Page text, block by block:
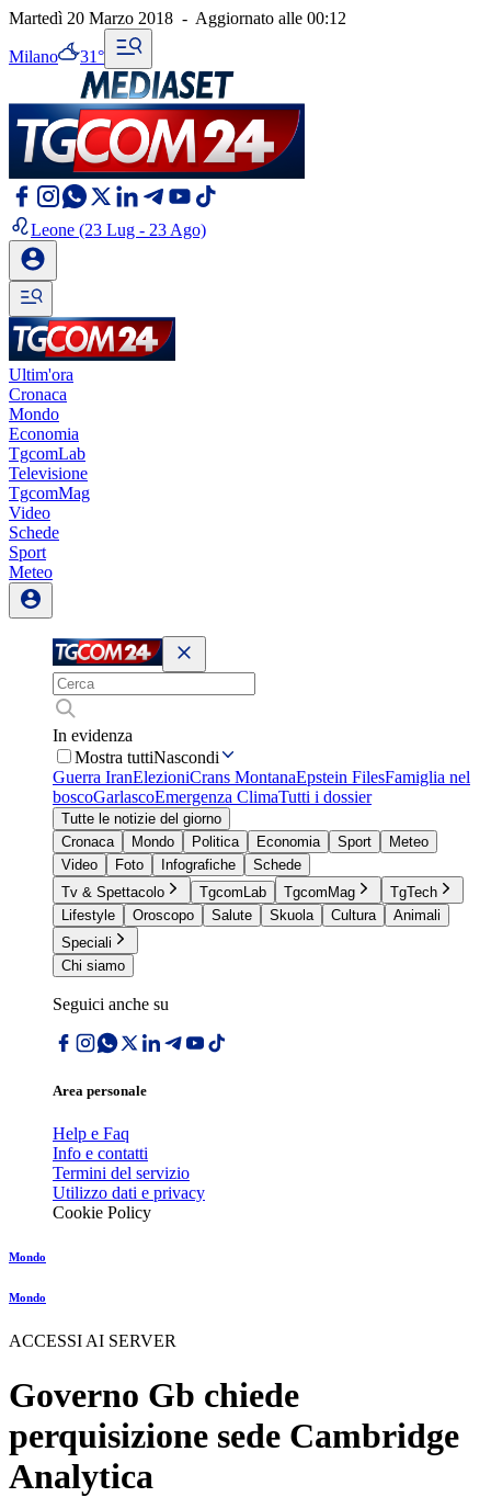
Martedì 20 Marzo 2018 - Aggiornato alle 00:12
Milano 31°
Leone (23 Lug - 23 Ago)
Ultim'ora
Cronaca
Mondo
Economia
TgcomLab
Televisione
TgcomMag
Video
Schede
Sport
Meteo
In evidenza
Mostra tuttiNascondi
Guerra IranElezioniCrans MontanaEpstein FilesFamiglia nel
boscoGarlascoEmergenza ClimaTutti i dossier
Tutte le notizie del giorno
Cronaca
Mondo Politica Economia Sport
Meteo
Video
Foto Infografiche
Schede
Tv & Spettacolo
TgcomLab TgcomMag
TgTech
Lifestyle
Oroscopo Salute Skuola Cultura
Animali
Speciali
Chi siamo
Seguici anche su
Area personale
Help e Faq
Info e contatti
Termini del servizio
Utilizzo dati e privacy
Cookie Policy
Mondo
Mondo
ACCESSI AI SERVER
Governo Gb chiede
perquisizione sede Cambridge
Analytica